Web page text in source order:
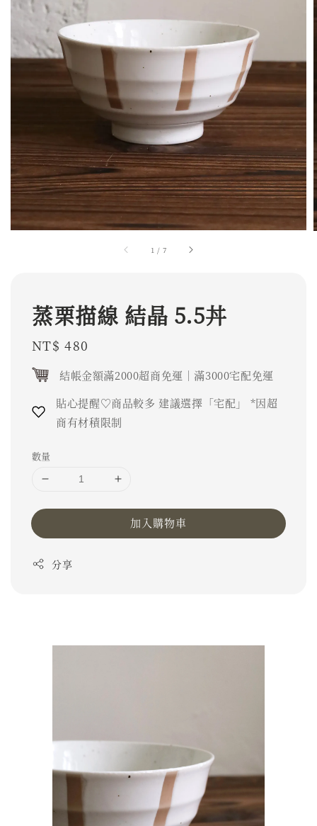
1 / 7
蒸栗描線 結晶 5.5丼
Regular
price
NT$ 480
結帳金額滿2000超商免運｜滿3000宅配免運
貼心提醒♡商品較多 建議選擇「宅配」 *因超
商有材積限制
數量
加入購物車
分享